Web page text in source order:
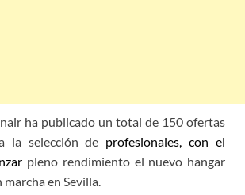
ha publicado un total de 150 ofertas
la selección de profesionales, con el
pleno rendimiento el nuevo hangar
en Sevilla.